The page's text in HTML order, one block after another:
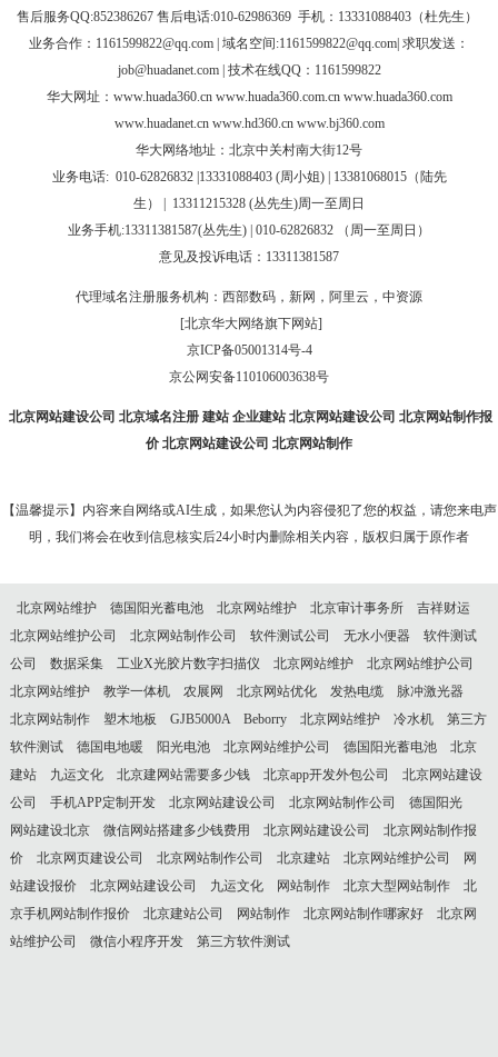
售后服务QQ:852386267 售后电话:010-62986369 手机：13331088403（杜先生）
业务合作： 1161599822@qq.com | 域名空间:1161599822@qq.com| 求职发送：
job@huadanet.com| 技术在线QQ：1161599822
华大网址： www.huada360.cn www.huada360.com.cn www.huada360.com
www.huadanet.cn www.hd360.cn www.bj360.com
华大网络地址：北京中关村南大街12号
业务电话: 010-62826832 | 13331088403 (周小姐) | 13381068015（陆先
生）
13311215328 (丛先生)周一至周日
业务手机:13311381587(丛先生) | 010-62826832 （周一至周日）
意见及投诉电话：13311381587
代理域名注册服务机构：西部数码，新网，阿里云，中资源
[北京华大网络旗下网站]
京ICP备05001314号-4
京公网安备110106003638号
北京网站建设公司 北京域名注册 建站 企业建站 北京网站建设公司 北京网站制作报
价 北京网站建设公司 北京网站制作
【温馨提示】内容来自网络或AI生成，如果您认为内容侵犯了您的权益，请您来电声
明，我们将会在收到信息核实后24小时内删除相关内容，版权归属于原作者
北京网站维护 德国阳光蓄电池 北京网站维护 北京审计事务所
吉祥财运
北京网站维护公司
北京网站制作公司 软件测试公司 无水小便器
软件测试
公司
数据采集 工业X光胶片数字扫描仪 北京网站维护
北京网站维护公司
北京网站维护
教学一体机 农展网 北京网站优化 发热电缆
脉冲激光器
北京网站制作
塑木地板 GJB5000A Beborry 北京网站维护 冷水机
第三方
软件测试
德国电地暖 阳光电池 北京网站维护公司 德国阳光蓄电池
北京
建站
九运文化 北京建网站需要多少钱 北京app开发外包公司
北京网站建设
公司
手机APP定制开发 北京网站建设公司 北京网站制作公司
德国阳光
网站建设北京
微信网站搭建多少钱费用 北京网站建设公司
北京网站制作报
价
北京网页建设公司 北京网站制作公司 北京建站 北京网站维护公司
网
站建设报价
北京网站建设公司 九运文化 网站制作 北京大型网站制作
北
京手机网站制作报价
北京建站公司 网站制作 北京网站制作哪家好
北京网
站维护公司
微信小程序开发 第三方软件测试